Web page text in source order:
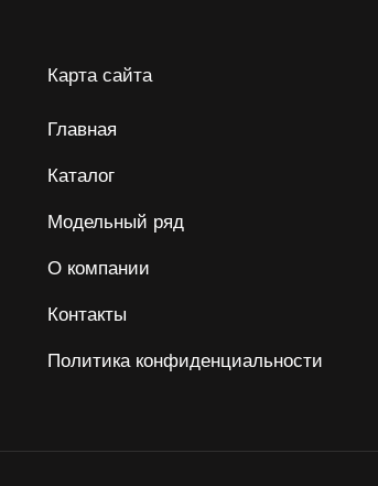
Карта сайта
Главная
Каталог
Модельный ряд
О компании
Контакты
Политика конфиденциальности